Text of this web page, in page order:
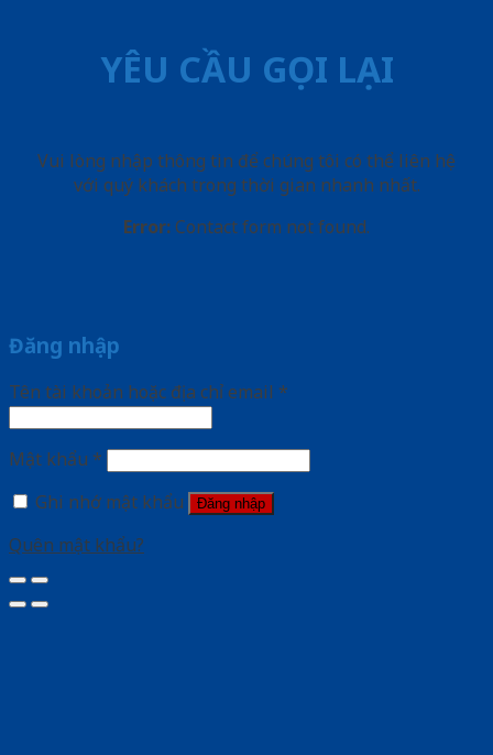
YÊU CẦU GỌI LẠI
Vui lòng nhập thông tin để chúng tôi có thể liên hệ
với quý khách trong thời gian nhanh nhất.
Error: Contact form not found.
Đăng nhập
Tên tài khoản hoặc địa chỉ email *
Mật khẩu *
Ghi nhớ mật khẩu
Đăng nhập
Quên mật khẩu?